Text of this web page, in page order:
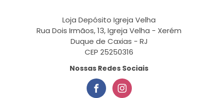
Loja Depósito Igreja Velha
Rua Dois Irmãos, 13, Igreja Velha - Xerém
Duque de Caxias - RJ
CEP 25250316
Nossas Redes Sociais